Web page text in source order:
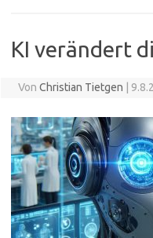
KI verändert
Von Christian Tietgen |